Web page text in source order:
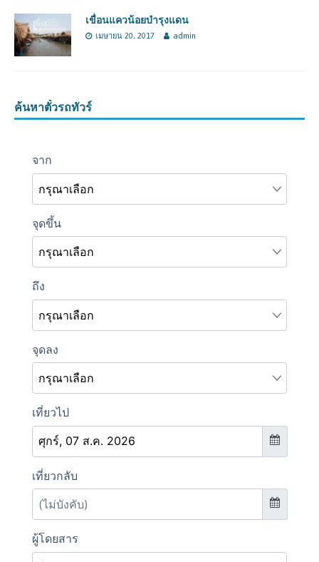
เขื่อนแควน้อยบำรุงแดน
เมษายน 20, 2017 admin
ค้นหาตั๋วรถทัวร์